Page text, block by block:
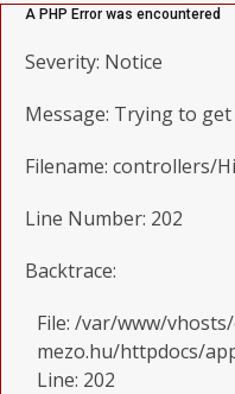
A PHP Error was encountered
Severity: Notice
Message: Trying to
Filename: controllers/
Line Number: 202
Backtrace:
File: /var/www/
mezo.hu/httpdocs/
Line: 202